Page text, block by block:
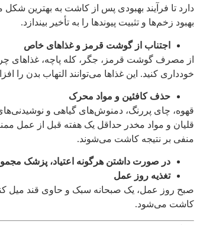
دارد تا فرآیند بهبودی پس از کاشت به بهترین
بهبود زخم‌ها و تثبیت پیوندها را به تأخیر بیندازد.
اجتناب از گوشت قرمز و غذاهای خاص
از مصرف گوشت قرمز، جگر، کله پاچه، غذاهای
خودداری کنید. این غذاها می‌توانند التهاب بدن
حذف کافئین و مواد محرک
قهوه، چای پررنگ، دمنوش‌های گیاهی و نوشیدنی‌های
قلیان و مواد مخدر حداقل یک هفته قبل از عمل
منفی بر نتیجه کاشت می‌شوند.
در صورت داشتن هرگونه اعتیاد، پزشک
تغذیه روز عمل
صبح روز عمل، یک صبحانه سبک و حاوی قند میل
کاشت می‌شود.